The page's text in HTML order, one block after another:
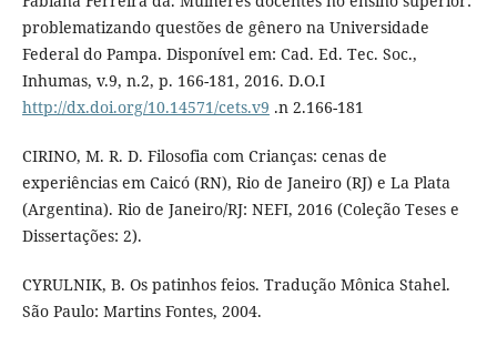
problematizando questões de gênero na Universidade
Federal do Pampa. Disponível em: Cad. Ed. Tec. Soc.,
Inhumas, v.9, n.2, p. 166-181, 2016. D.O.I
http://dx.doi.org/10.14571/cets.v9 .n 2.166-181
CIRINO, M. R. D. Filosofia com Crianças: cenas de
experiências em Caicó (RN), Rio de Janeiro (RJ) e La Plata
(Argentina). Rio de Janeiro/RJ: NEFI, 2016 (Coleção Teses e
Dissertações: 2).
CYRULNIK, B. Os patinhos feios. Tradução Mônica Stahel.
São Paulo: Martins Fontes, 2004.